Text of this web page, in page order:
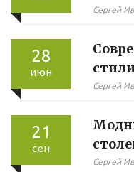
Сергей
28
июн
Сергей
21
сен
Сергей